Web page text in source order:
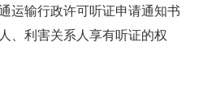
运输行政许可听证申请通知书
、利害关系人享有听证的权